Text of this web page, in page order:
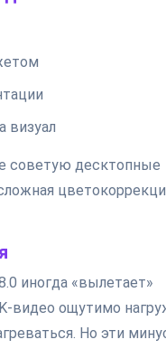
визуал
советую десктопные
иногда «вылетает»
видео ощутимо
Но эти